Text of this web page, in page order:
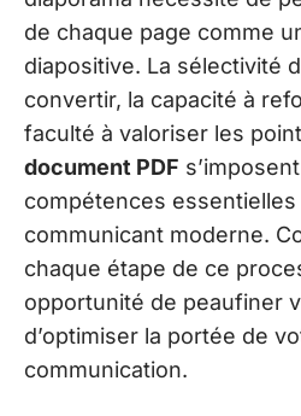
de chaque page comme
diapositive. La sélectivité
convertir, la capacité à
faculté à valoriser les
document PDF
compétences essentielles
communicant moderne.
chaque étape de ce
opportunité de peaufiner
d’optimiser la portée de
communication.